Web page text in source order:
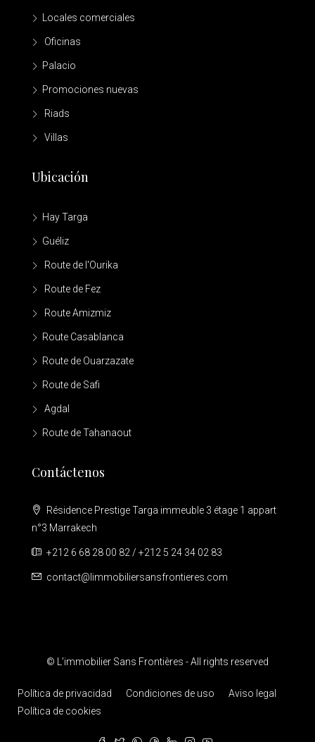
Locales comerciales
Oficinas
Palacio
Promociones nuevas
Riads
Villas
Ubicación
Hay Targa
Guéliz
Route de l'Ourika
Route de Fez
Route Amizmiz
Route Casablanca
Route de Ouarzazate
Route de Safi
Agdal
Route de Tahanaout
Contáctenos
Résidence Prestige Targa immeuble 3 étage 1 appart
n°3 Marrakech
+212 6 68 28 00 82 / +212 5 24 34 02 83
contact@limmobiliersansfrontieres.com
© L’immobilier Sans Frontières - All rights reserved
Política de privacidad Condiciones de uso
Aviso legal
Política de cookies